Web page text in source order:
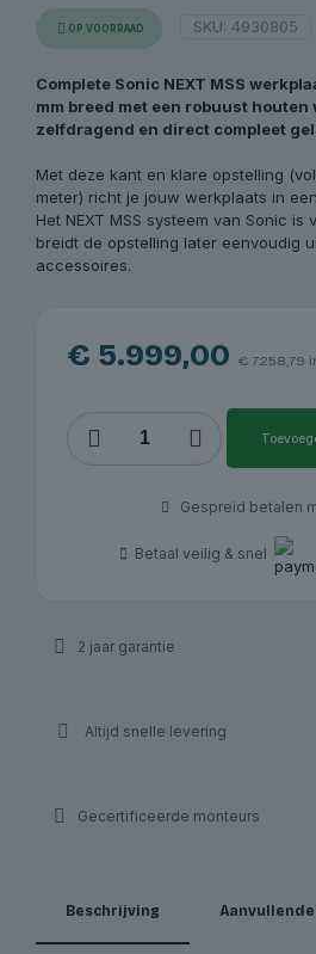
OP VOORRAAD SKU: 4930805
Complete Sonic NEXT MSS
mm breed met een robuust houten
zelfdragend en direct compleet
Met deze kant en klare opstelling
meter) richt je jouw werkplaats in
Het NEXT MSS systeem van Sonic is
breidt de opstelling later eenvoudig
accessoires.
€ 5.999,00 € 7.258,79
MSS
werkblad
Gespreid betalen
Betaal veilig & snel
2 jaar garantie
Altijd snelle levering
Gecertificeerde monteurs
Beschrijving